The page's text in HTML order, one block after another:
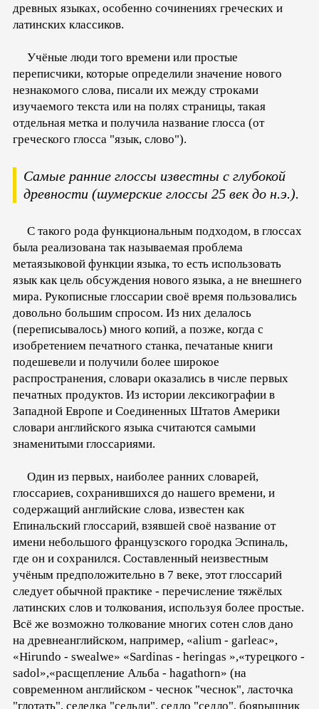
древных языках, особенно сочинениях греческих и
латинских классиков.
Учёные люди того времени или простые
переписчики, которые определили значение нового
незнакомого слова, писали их между строками
изучаемого текста или на полях страницы, такая
отдельная метка и получила название глосса (от
греческого глосса "язык, слово").
Самые ранние глоссы известны с глубокой
древности (шумерские глоссы 25 век до н.э.).
С такого рода функциональным подходом, в глоссах
была реализована так называемая проблема
метаязыковой функции языка, то есть использовать
язык как цель обсуждения нового языка, а не внешнего
мира. Рукописные глоссарии своё время пользовались
довольно большим спросом. Из них делалось
(переписывалось) много копий, а позже, когда с
изобретением печатного станка, печатаные книги
подешевели и получили более широкое
распространения, словари оказались в числе первых
печатных продуктов. Из истории лексикографии в
Западной Европе и Соединенных Штатов Америки
словари английского языка считаются самыми
знаменитыми глоссариями.
Один из первых, наиболее ранних словарей,
глоссариев, сохранившихся до нашего времени, и
содержащий английские слова, известен как
Епинальский глоссарий, взявшей своё название от
имени небольшого французского городка Эспиналь,
где он и сохранился. Составленный неизвестным
учёным предположительно в 7 веке, этот глоссарий
следует обычной практике - перечисление тяжёлых
латинских слов и толкования, используя более простые.
Всё же возможно толкование многих сотен слов дано
на древнеанглийском, например, «alium - garleac»,
«Hirundo - swealwe» «Sardinas - heringas »,«турецкого -
sadol»,«расщепление Альба - hagathorn» (на
современном английском - чеснок "чеснок", ласточка
"глотать", селедка "сельди", седло "седло", боярышник